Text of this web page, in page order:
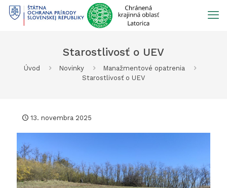
Prejsť
Starostlivosť o UEV
Úvod Novinky
Manažmentové opatrenia
Starostlivosť o UEV
13. novembra 2025